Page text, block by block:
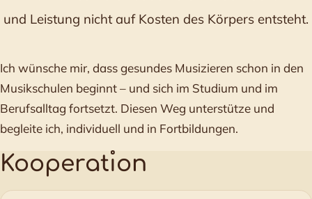
und Leistung nicht auf Kosten des Körpers entsteht.
Ich wünsche mir, dass gesundes Musizieren schon in den
Musikschulen beginnt – und sich im Studium und im
Berufsalltag fortsetzt. Diesen Weg unterstütze und
begleite ich, individuell und in Fortbildungen.
Kooperatıon